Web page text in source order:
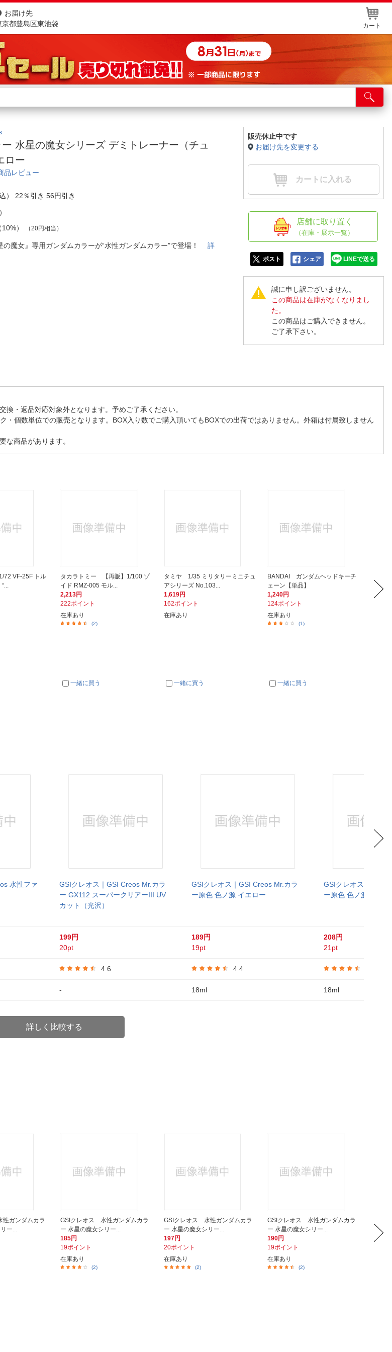
お届け先
京都豊島区東池袋
カート
さがす
グからさがす
一覧からさがす
イド
質問・お問合せ
約
店舗サービス
ネット取り置き
店舗情報・店舗一覧
IR情報
水星の魔女シリーズ デミトレーナー（チュ
ロー
品レビュー
） 22％引き 56円引き
10%） （20円相当）
の魔女』専用ガンダムカラーが“水性ガンダムカラー”で登場！詳
販売休止中です
お届け先を変更する
カートに入れる
店舗に取り置く
（在庫・展示一覧）
ポスト シェア LINEで送る
誠に申し訳ございません。
この商品は在庫がなくなりまし
た。
この商品はご購入できません。
ご了承下さい。
・返品対応対象外となります。予めご了承ください。
個数単位での販売となります。BOX入り数でご購入頂いてもBOXでの出荷ではありません。外箱は付属致しません
な商品があります。
VF-25F トル
タカラトミー 【再販】1/100 ゾ
イド RMZ-005 モル...
2,213円
222ポイント
在庫あり
(2)
一緒に買う
タミヤ 1/35 ミリタリーミニチュ
アシリーズ No.103...
1,619円
162ポイント
在庫あり
一緒に買う
BANDAI ガンダムヘッドキーチ
ェーン【単品】
1,240円
124ポイント
在庫あり
(1)
一緒に買う
砲 カ
3,070円
水性ファ
GSIクレオス｜GSI Creos Mr.カラ
ー GX112 スーパークリアーIII UV
カット（光沢）
199円
20pt
4.6
-
GSIクレオス｜GSI Creos Mr.カラ
ー原色 色ノ源 イエロー
189円
19pt
4.4
18ml
GSIクレオス｜GSI
ー原色 色ノ源 シアン
208円
21pt
18ml
詳しく比較する
ガンダムカラ
ー...
GSIクレオス 水性ガンダムカラ
ー 水星の魔女シリー...
185円
19ポイント
在庫あり
(2)
GSIクレオス 水性ガンダムカラ
ー 水星の魔女シリー...
197円
20ポイント
在庫あり
(2)
GSIクレオス 水性ガンダムカラ
ー 水星の魔女シリー...
190円
19ポイント
在庫あり
(2)
ー 水
200円